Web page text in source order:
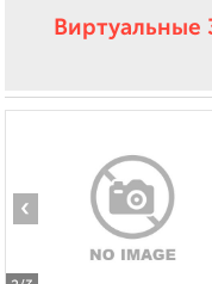
‹